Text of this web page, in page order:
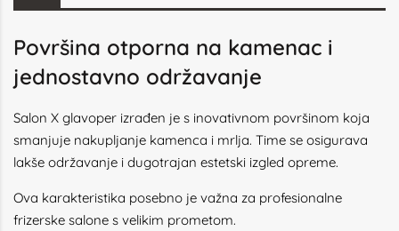
Površina otporna na kamenac i
jednostavno održavanje
Salon X glavoper izrađen je s inovativnom površinom koja
smanjuje nakupljanje kamenca i mrlja. Time se osigurava
lakše održavanje i dugotrajan estetski izgled opreme.
Ova karakteristika posebno je važna za profesionalne
frizerske salone s velikim prometom.